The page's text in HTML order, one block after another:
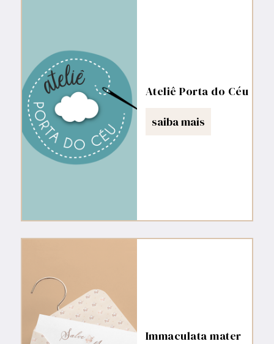
Ateliê Porta do Céu
saiba mais
Immaculata mater